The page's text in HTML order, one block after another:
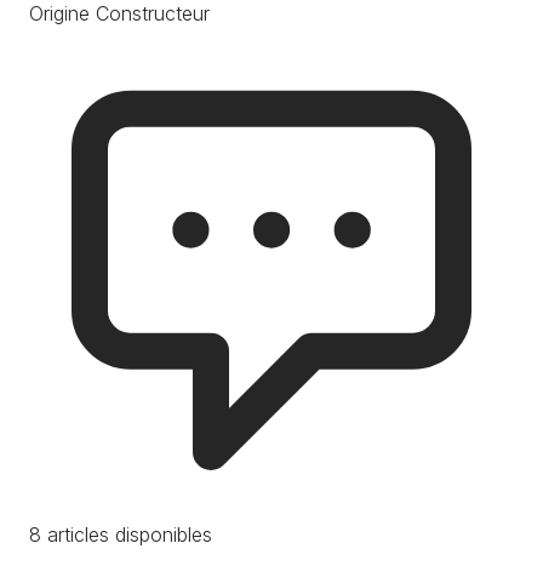
Origine Constructeur
8 articles disponibles